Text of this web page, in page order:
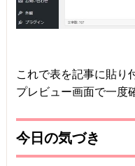
これで表を記事に貼り
プレビュー画面で一度
今日の気づき